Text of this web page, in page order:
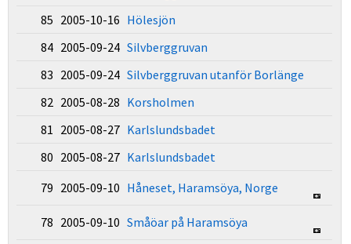
85 2005-10-16 Hölesjön
84 2005-09-24 Silvberggruvan
83 2005-09-24 Silvberggruvan utanför Borlänge
82 2005-08-28 Korsholmen
81 2005-08-27 Karlslundsbadet
80 2005-08-27 Karlslundsbadet
79 2005-09-10 Håneset, Haramsöya, Norge
78 2005-09-10 Småöar på Haramsöya